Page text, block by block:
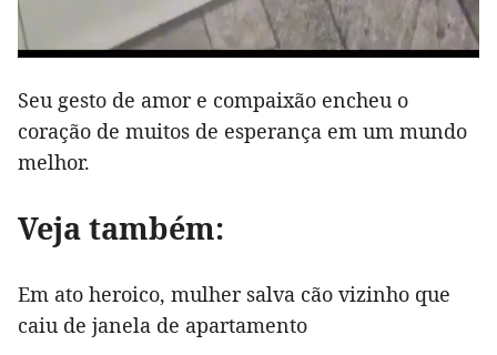
Seu gesto de amor e compaixão encheu o
coração de muitos de esperança em um mundo
melhor.
Veja também:
Em ato heroico, mulher salva cão vizinho que
caiu de janela de apartamento